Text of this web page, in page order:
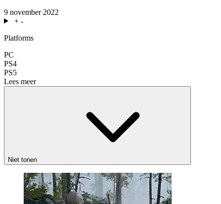
9 november 2022
+ -
Platforms
PC
PS4
PS5
Lees meer
Niet tonen